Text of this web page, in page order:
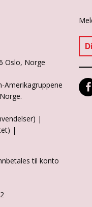
Oslo, Norge
Amerikagruppene
|
|
til konto